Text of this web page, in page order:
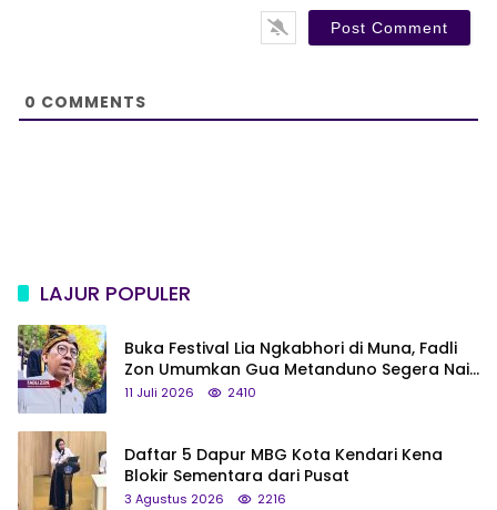
0 COMMENTS
LAJUR POPULER
Buka Festival Lia Ngkabhori di Muna, Fadli
Zon Umumkan Gua Metanduno Segera Naik
Status Jadi Cagar Budaya Nasional
11 Juli 2026 2410
Daftar 5 Dapur MBG Kota Kendari Kena
Blokir Sementara dari Pusat
3 Agustus 2026 2216